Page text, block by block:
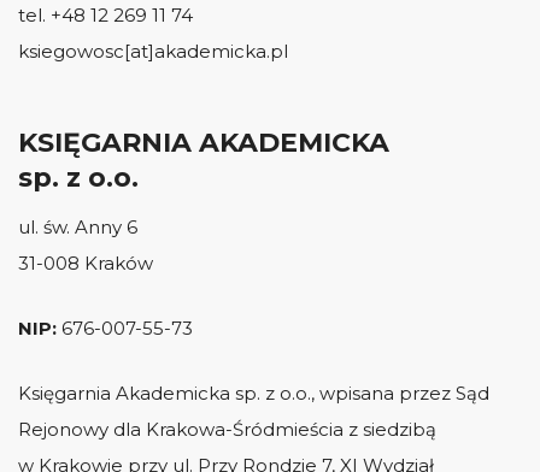
tel. +48 12 269 11 74
ksiegowosc[at]akademicka.pl
KSIĘGARNIA AKADEMICKA
sp. z o.o.
ul. św. Anny 6
31-008 Kraków
NIP: 676-007-55-73
Księgarnia Akademicka sp. z o.o., wpisana przez Sąd
Rejonowy dla Krakowa-Śródmieścia z siedzibą
w Krakowie przy ul. Przy Rondzie 7, XI Wydział